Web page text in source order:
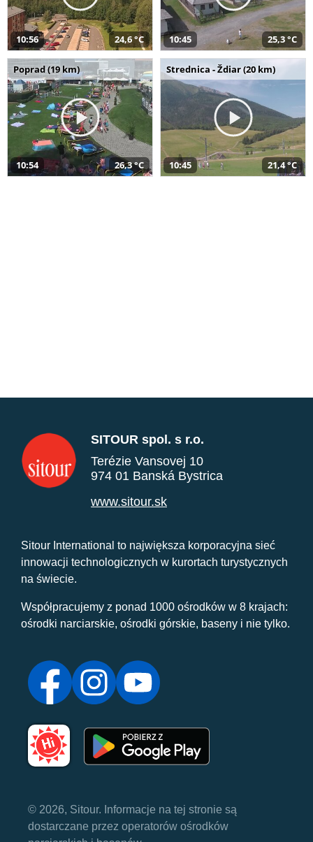
10:56 24,6 °C 10:45 25,3 °C
Poprad (19 km)
10:54 26,3 °C
Strednica - Ždiar (20 km)
10:45 21,4 °C
SITOUR spol. s r.o.
Terézie Vansovej 10
974 01 Banská Bystrica
www.sitour.sk
Sitour International to największa korporacyjna sieć
innowacji technologicznych w kurortach turystycznych
na świecie.
Współpracujemy z ponad 1000 ośrodków w 8 krajach:
ośrodki narciarskie, ośrodki górskie, baseny i nie tylko.
© 2026, Sitour. Informacje na tej stronie są
dostarczane przez operatorów ośrodków